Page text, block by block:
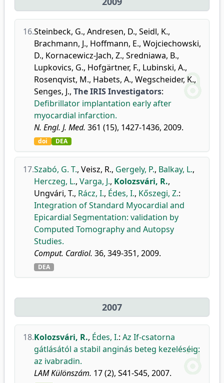
16.Steinbeck, G., Andresen, D., Seidl, K.,
Brachmann, J., Hoffmann, E., Wojciechowski,
D., Kornacewicz-Jach, Z., Sredniawa, B.,
Lupkovics, G., Hofgärtner, F., Lubinski, A.,
Rosenqvist, M., Habets, A., Wegscheider, K.,
Senges, J., The IRIS Investigators:
Defibrillator implantation early after
myocardial infarction.
N. Engl. J. Med. 361 (15), 1427-1436, 2009.
doi DEA
17.Szabó, G. T., Veisz, R., Gergely, P., Balkay, L.,
Herczeg, L., Varga, J., Kolozsvári, R.,
Ungvári, T., Rácz, I., Édes, I., Kőszegi, Z.:
Integration of Standard Myocardial and
Epicardial Segmentation: validation by
Computed Tomography and Autopsy
Studies.
Comput. Cardiol. 36, 349-351, 2009.
DEA
2007
18.Kolozsvári, R., Édes, I.: Az If-csatorna
gátlásától a stabil anginás beteg kezeléséig:
az ivabradin.
LAM Különszám. 17 (2), S41-S45, 2007.